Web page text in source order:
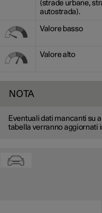
(strade urbane,
autostrada).
Valore basso
Valore alto
NOTA
Eventuali dati mancanti su
tabella verranno aggiornati